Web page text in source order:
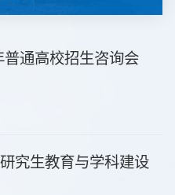
通高校招生咨询会
究生教育与学科建设